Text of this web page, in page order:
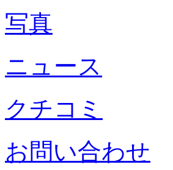
写真
ニュース
クチコミ
お問い合わせ